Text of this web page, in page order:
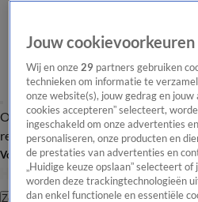
Overzicht Laatste nieuws Regionieuws
redactie
Volg Hart van Nederland
Zoeken
Jouw cookievoorkeuren
Wij en onze29 partners gebruiken
technieken om informatie te
onze website(s), jouw gedrag en jouw
cookies accepteren” selecteert,
ingeschakeld om onze advertenties
personaliseren, onze producten en
de prestaties van advertenties en
„Huidige keuze opslaan” selecteert
worden deze trackingtechnologieën
dan enkel functionele en essentiële